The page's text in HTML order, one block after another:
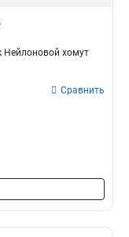
Нейлоновой хомут
Сравнить